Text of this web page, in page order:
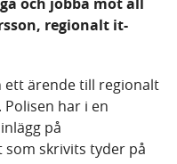
regionalt it-
ett ärende till regionalt
har i en
på
skrivits tyder på